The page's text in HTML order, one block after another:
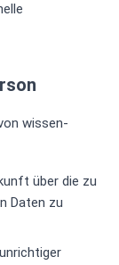
wissen-
über die zu
Daten zu